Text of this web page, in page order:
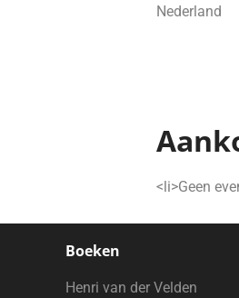
Nederland
<li>Geen
Boeken
Henri van der Velden